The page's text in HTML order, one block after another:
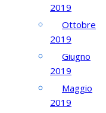
2019
Ottobre
2019
Giugno
2019
Maggio
2019